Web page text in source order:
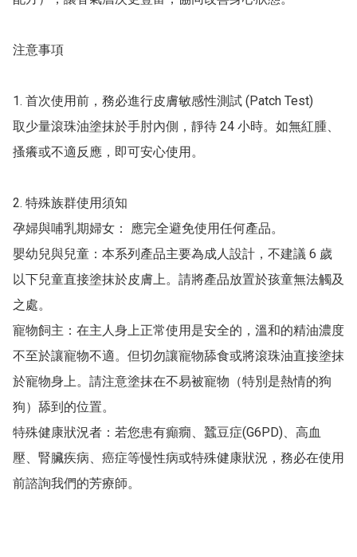
注意事項
1. 首次使用前，務必進行皮膚敏感性測試 (Patch Test)
取少量滾珠油塗抹於手肘內側，靜待 24 小時。如無紅腫、
搔癢或不適反應，即可安心使用。
2. 特殊族群使用須知
孕婦與哺乳期婦女： 應完全避免使用任何產品。
嬰幼兒與兒童：本系列產品主要為成人設計，不建議 6 歲
以下兒童直接塗抹於皮膚上。請將產品放置於孩童無法觸及
之處。
寵物飼主：在主人身上正常使用是安全的，溫和的精油濃度
不至於讓寵物不適。但切勿讓寵物舔食或將滾珠油直接塗抹
於寵物身上。請注意塗抹在不易被寵物（特別是熱情的狗
狗）舔到的位置。
特殊健康狀況者：若您患有癲癇、蠶豆症(G6PD)、高血
壓、腎臟疾病、癌症等慢性病或特殊健康狀況，務必在使用